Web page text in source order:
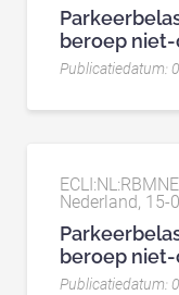
beroep
Publicatiedatum:
Nederland, 15-
beroep
Publicatiedatum: